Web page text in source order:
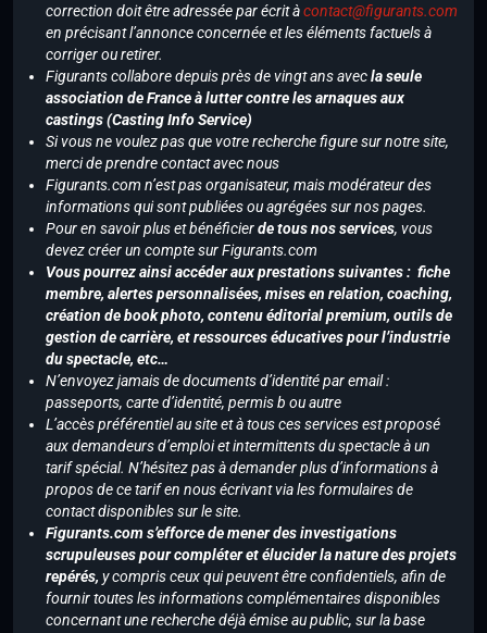
correction doit être adressée par écrit àcontact@figurants.com
en précisant l’annonce concernée et les éléments factuels à
corriger ou retirer.
Figurants collabore depuis près de vingt ans avecla seule
association de France à lutter contre les arnaques aux
castings (Casting Info Service)
Si vous ne voulez pas que votre recherche figure sur notre site,
merci de prendre contact avec nous
Figurants.com n’est pas organisateur, mais modérateur des
informations qui sont publiées ou agrégées sur nos pages.
Pour en savoir plus et bénéficierde tous nos services, vous
devez créer un compte sur Figurants.com
Vous pourrez ainsi accéder aux prestations suivantes : fiche
membre, alertes personnalisées, mises en relation, coaching,
création de book photo, contenu éditorial premium, outils de
gestion de carrière, et ressources éducatives pour l’industrie
du spectacle, etc…
N’envoyez jamais de documents d’identité par email :
passeports, carte d’identité, permis b ou autre
L’accès préférentiel au site et à tous ces services est proposé
aux demandeurs d’emploi et intermittents du spectacle à un
tarif spécial. N’hésitez pas à demander plus d’informations à
propos de ce tarif en nous écrivant via les formulaires de
contact disponibles sur le site.
Figurants.com s’efforce de mener des investigations
scrupuleuses pour compléter et élucider la nature des projets
repérés, y compris ceux qui peuvent être confidentiels, afin de
fournir toutes les informations complémentaires disponibles
concernant une recherche déjà émise au public, sur la base